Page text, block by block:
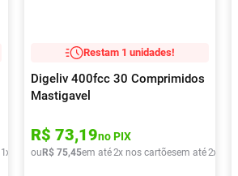
1x de R$ 52,57
Restam 1 unidades!
Digeliv 400fcc 30 Comprimidos
Mastigavel
R$ 73,19no PIX
ou R$ 75,45em até2x nos cartõesem até2x de